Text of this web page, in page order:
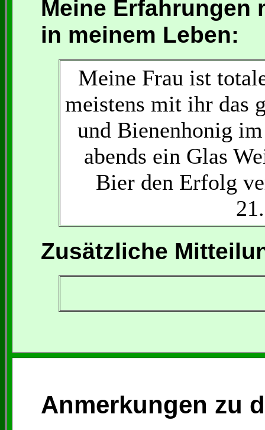
Meine Erfahrungen
in meinem Leben:
Meine Frau ist
meistens mit ihr das
und Bienenhonig
abends ein Glas
Bier den Erfolg
Zusätzliche
Anmerkungen zu